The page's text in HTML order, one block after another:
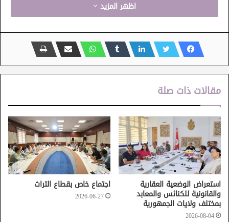
المعالم الأثرية
اظهر المزيد
مقالات ذات صلة
استعراض الوضعية العقارية
والقانونية للكنائس والمعابد
بمختلف ولايات الجمهورية
2026-08-04
اجتماع خاص بقطاع التراث
2026-06-27